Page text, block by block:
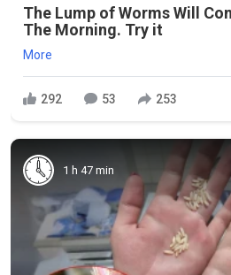
The Lump of Worms Will
The Morning. Try it
More
292 53 253
1 h 47 min